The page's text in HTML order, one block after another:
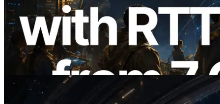
ERPC amplía la Leader Slot API de
Solana con medición de ping desde 7
regiones globales — También se lanza la
Validators Information API
Leer este artículo